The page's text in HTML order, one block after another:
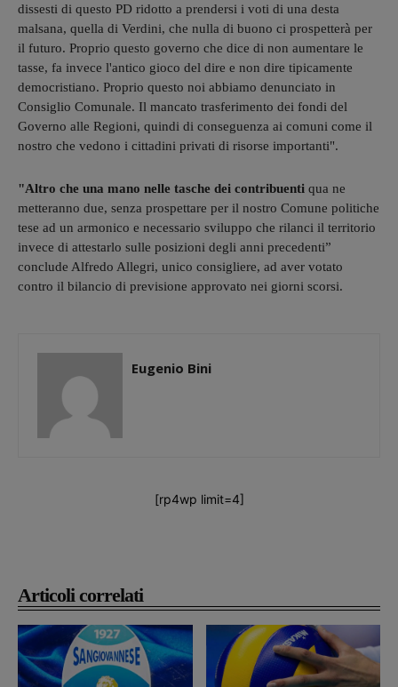
Articoli correlati
dissesti di questo PD ridotto a prendersi i voti di una desta
malsana, quella di Verdini, che nulla di buono ci prospetterà per
il futuro. Proprio questo governo che dice di non aumentare le
tasse, fa invece l'antico gioco del dire e non dire tipicamente
democristiano. Proprio questo noi abbiamo denunciato in
Consiglio Comunale. Il mancato trasferimento dei fondi del
Governo alle Regioni, quindi di conseguenza ai comuni come il
nostro che vedono i cittadini privati di risorse importanti".
"Altro che una mano nelle tasche dei contribuenti qua ne
metteranno due, senza prospettare per il nostro Comune politiche
tese ad un armonico e necessario sviluppo che rilanci il territorio
invece di attestarlo sulle posizioni degli anni precedenti”
conclude Alfredo Allegri, unico consigliere, ad aver votato
contro il bilancio di previsione approvato nei giorni scorsi.
Eugenio Bini
[rp4wp limit=4]